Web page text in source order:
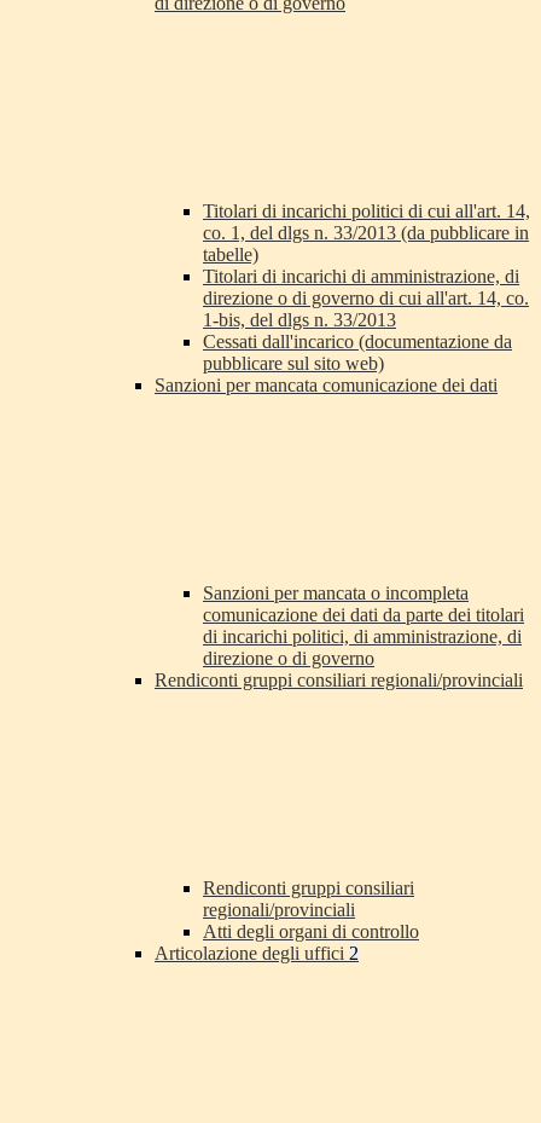
Titolari di incarichi politici di cui all'art. 14,
co. 1, del dlgs n. 33/2013 (da pubblicare in
tabelle)
Titolari di incarichi di amministrazione, di
direzione o di governo di cui all'art. 14, co.
1-bis, del dlgs n. 33/2013
Cessati dall'incarico (documentazione da
pubblicare sul sito web)
Sanzioni per mancata comunicazione dei dati
Sanzioni per mancata o incompleta
comunicazione dei dati da parte dei titolari
di incarichi politici, di amministrazione, di
direzione o di governo
Rendiconti gruppi consiliari regionali/provinciali
Rendiconti gruppi consiliari
regionali/provinciali
Atti degli organi di controllo
Articolazione degli uffici 2